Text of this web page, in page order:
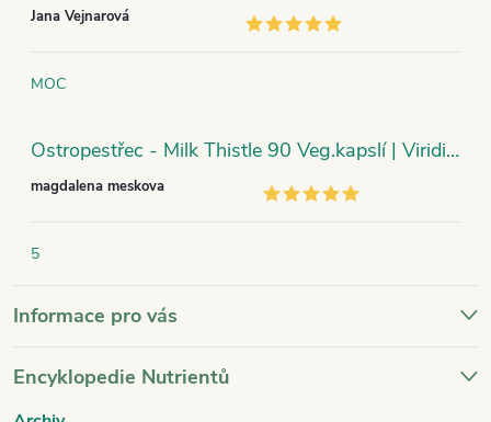
Jana Vejnarová
MOC
Ostropestřec - Milk Thistle 90 Veg.kapslí | Viridian
magdalena meskova
5
Informace pro vás
Encyklopedie Nutrientů